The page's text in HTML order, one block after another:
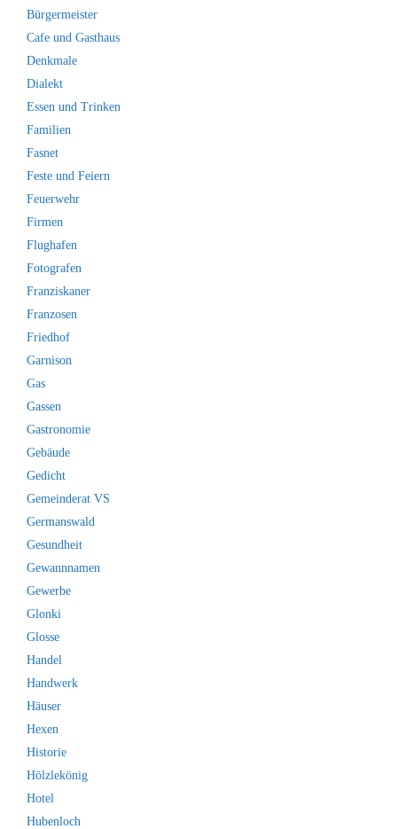
Bürgermeister
Cafe und Gasthaus
Denkmale
Dialekt
Essen und Trinken
Familien
Fasnet
Feste und Feiern
Feuerwehr
Firmen
Flughafen
Fotografen
Franziskaner
Franzosen
Friedhof
Garnison
Gas
Gassen
Gastronomie
Gebäude
Gedicht
Gemeinderat VS
Germanswald
Gesundheit
Gewannnamen
Gewerbe
Glonki
Glosse
Handel
Handwerk
Häuser
Hexen
Historie
Hölzlekönig
Hotel
Hubenloch